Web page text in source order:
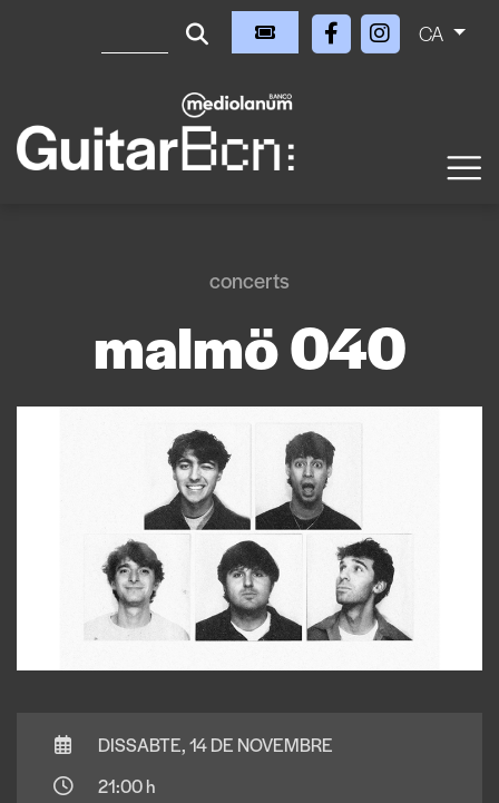
CA
concerts
malmö 040
DISSABTE, 14 DE NOVEMBRE
21:00 h